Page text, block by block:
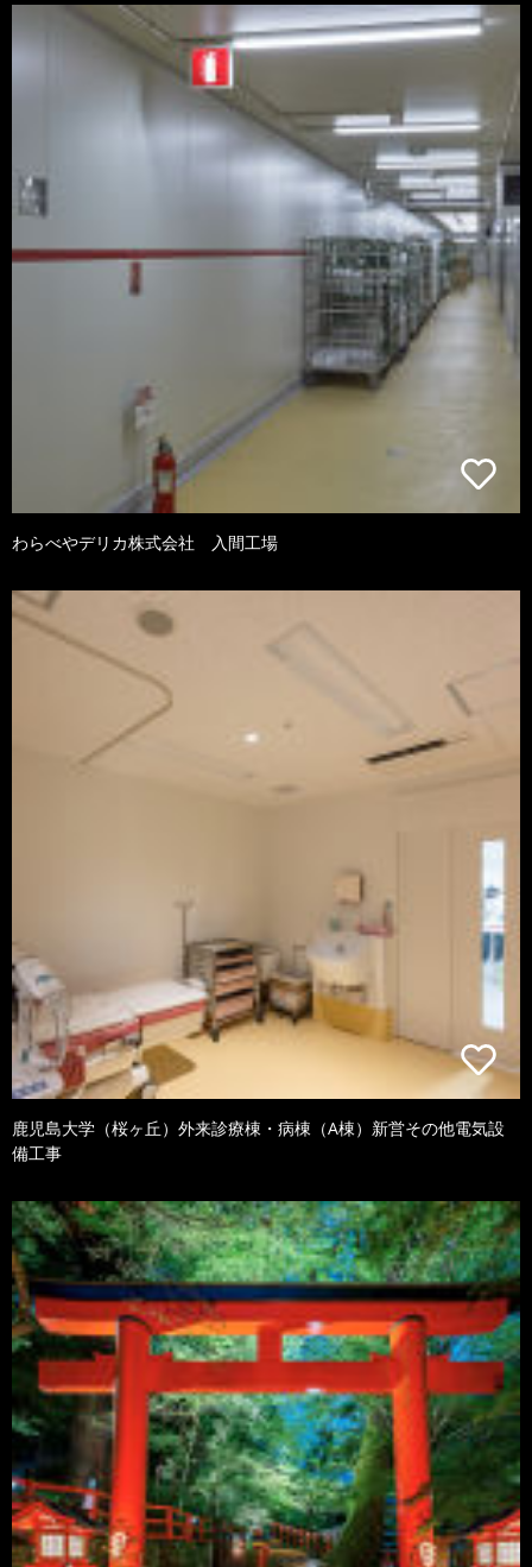
わらべやデリカ株式会社 入間工場
鹿児島大学（桜ヶ丘）外来診療棟・病棟（A棟）新営その他電気設
備工事